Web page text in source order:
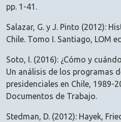
pp. 1-41.
Salazar, G. y J. Pinto (2012):
Chile. Tomo I. Santiago, LOM
Soto, I. (2016): ¿Cómo y
Un análisis de los programas
presidenciales en Chile, 1989-
Documentos de Trabajo.
Stedman, D. (2012): Hayek,